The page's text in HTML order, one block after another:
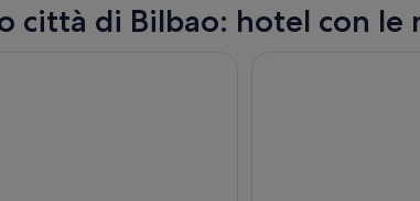
città di Bilbao: hotel con le